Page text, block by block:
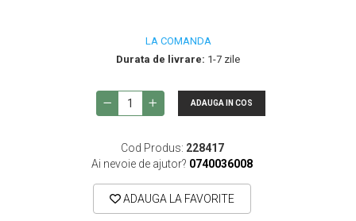
LA COMANDA
Durata de livrare: 1-7 zile
ADAUGA IN COS
Cod Produs: 228417
Ai nevoie de ajutor? 0740036008
ADAUGA LA FAVORITE